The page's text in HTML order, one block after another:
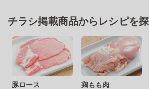
チラシ掲載商品からレシピを
豚ロース 鶏もも肉